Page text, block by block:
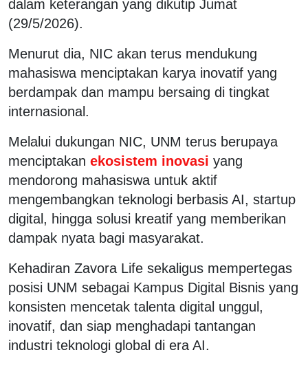
dalam keterangan yang dikutip Jumat
(29/5/2026).
Menurut dia, NIC akan terus mendukung
mahasiswa menciptakan karya inovatif yang
berdampak dan mampu bersaing di tingkat
internasional.
Melalui dukungan NIC, UNM terus berupaya
menciptakan ekosistem inovasi yang
mendorong mahasiswa untuk aktif
mengembangkan teknologi berbasis AI, startup
digital, hingga solusi kreatif yang memberikan
dampak nyata bagi masyarakat.
Kehadiran Zavora Life sekaligus mempertegas
posisi UNM sebagai Kampus Digital Bisnis yang
konsisten mencetak talenta digital unggul,
inovatif, dan siap menghadapi tantangan
industri teknologi global di era AI.